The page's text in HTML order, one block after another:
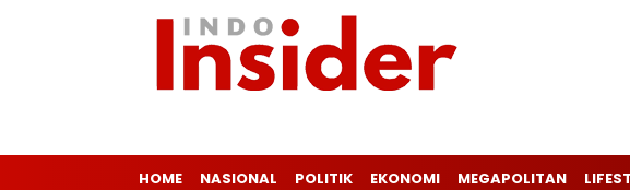
HOME NASIONAL POLITIK EKONOMI MEGAPOLITAN